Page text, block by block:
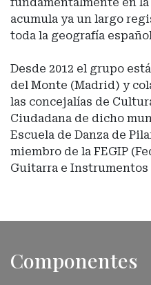
fundamentalmente en
acumula ya un largo
toda la geografía
Desde 2012 el grupo
del Monte (Madrid) y
las concejalías de
Ciudadana de dicho
Escuela de Danza de
miembro de la FEGIP
Guitarra e Instrumentos
Componentes